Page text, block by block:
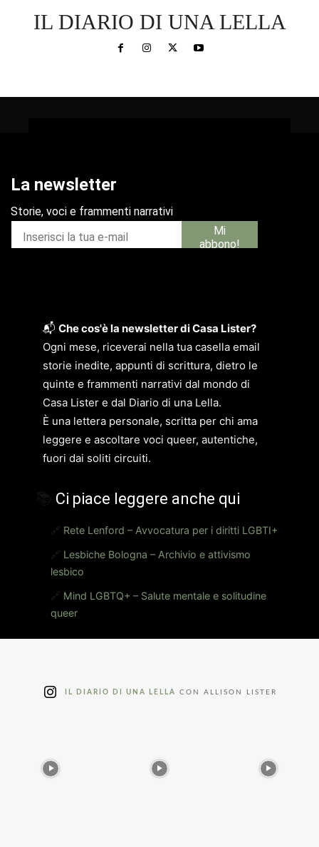
IL DIARIO DI UNA LELLA
📬 Che cos'è la newsletter di Casa Lister?
Ogni mese, riceverai nella tua casella email
storie inedite, appunti di scrittura, dietro le
quinte e frammenti narrativi dal mondo di
Casa Lister e dal Diario di una Lella.
È una lettera personale, scritta per chi ama
leggere e ascoltare voci queer, autentiche,
fuori dai soliti circuiti.
Ci piace leggere anche qui
🔗 Rete Lenford – Avvocatura per i diritti LGBTI+
🔗 Lesbiche Bologna – Archivio e attivismo
lesbico
🔗 Mind LGBTQ+ – Salute mentale e solitudine
queer
IL DIARIO DI UNA LELLA CON ALLISON LISTER